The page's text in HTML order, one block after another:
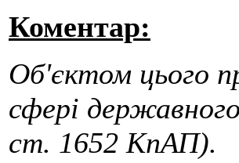
Коментар:
Об'єктом цього
сфері
ст. 1652 КпАП).